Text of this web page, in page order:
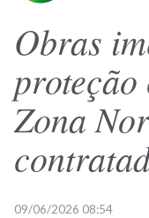
Obras
Zona
09/06/2026 08:54